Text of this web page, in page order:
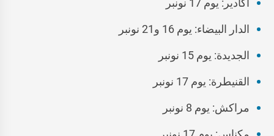
أكادير: يوم 17 نونبر
الدار البيضاء: يوم 16 و21 نونبر
الجديدة: يوم 15 نونبر
القنيطرة: يوم 17 نونبر
مراكش: يوم 8 نونبر